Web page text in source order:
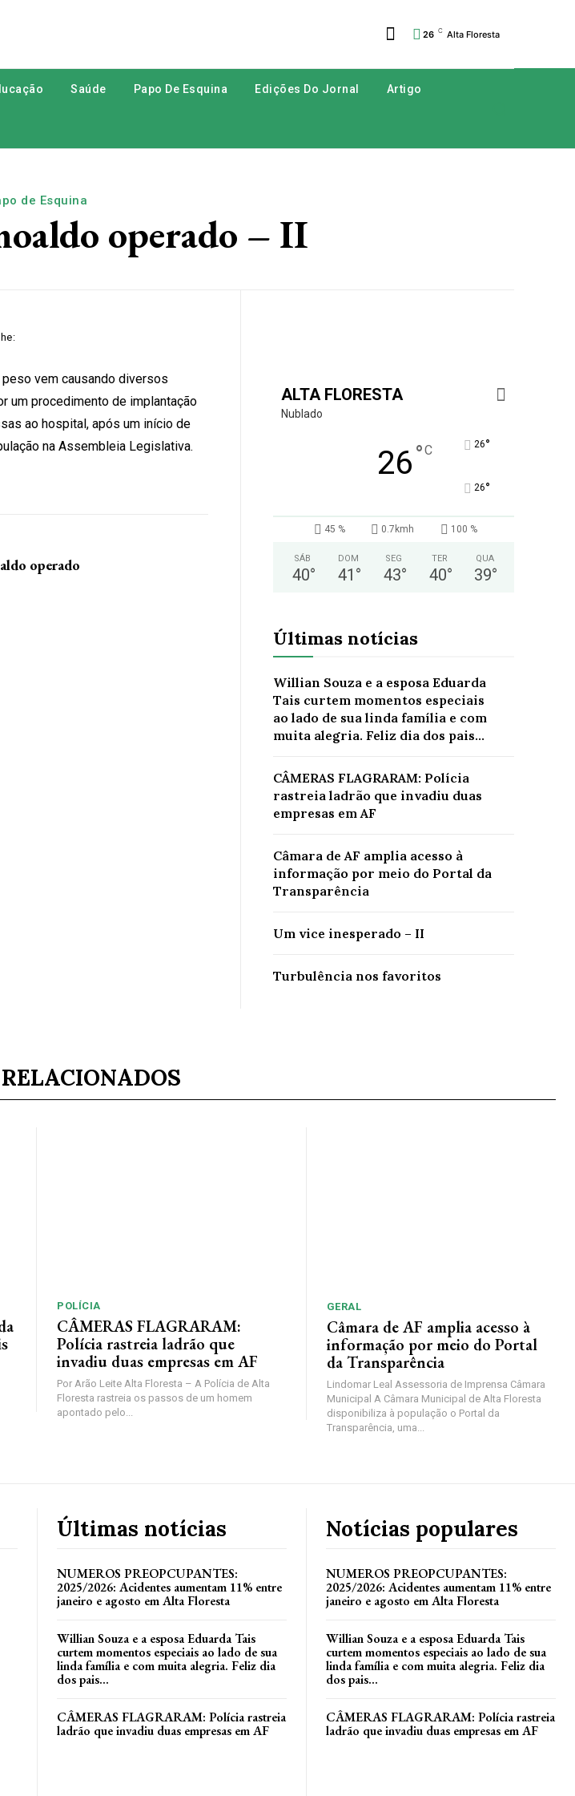
26 C Alta Floresta
Saúde Papo De Esquina Edições Do Jornal Artigo
de Esquina
operado – II
vem causando diversos
um procedimento de implantação
ao hospital, após um início de
na Assembleia Legislativa.
operado
ALTA FLORESTA
Nublado
26°C 26°
26°
45 % 0.7kmh 100 %
SÁB
40°
DOM
41 °
SEG
43°
TER
40°
QUA
39°
Últimas notícias
Willian Souza e a esposa Eduarda
Tais curtem momentos especiais
ao lado de sua linda família e com
muita alegria. Feliz dia dos pais...
CÂMERAS FLAGRARAM: Polícia
rastreia ladrão que invadiu duas
empresas em AF
Câmara de AF amplia acesso à
informação por meio do Portal da
Transparência
Um vice inesperado – II
Turbulência nos favoritos
POLÍCIA
CÂMERAS FLAGRARAM:
Polícia rastreia ladrão que
invadiu duas empresas em AF
Por Arão Leite Alta Floresta – A Polícia de Alta
Floresta rastreia os passos de um homem
apontado pelo...
GERAL
Câmara de AF amplia acesso à
informação por meio do Portal
da Transparência
Lindomar Leal Assessoria de Imprensa Câmara
Municipal A Câmara Municipal de Alta Floresta
disponibiliza à população o Portal da
Transparência, uma...
Últimas notícias
NUMEROS PREOPCUPANTES:
2025/2026: Acidentes aumentam 11% entre
janeiro e agosto em Alta Floresta
Willian Souza e a esposa Eduarda Tais
curtem momentos especiais ao lado de sua
linda família e com muita alegria. Feliz dia
dos pais...
CÂMERAS FLAGRARAM: Polícia rastreia
ladrão que invadiu duas empresas em AF
Notícias populares
NUMEROS PREOPCUPANTES:
2025/2026: Acidentes aumentam 11% entre
janeiro e agosto em Alta Floresta
Willian Souza e a esposa Eduarda Tais
curtem momentos especiais ao lado de sua
linda família e com muita alegria. Feliz dia
dos pais...
CÂMERAS FLAGRARAM: Polícia rastreia
ladrão que invadiu duas empresas em AF